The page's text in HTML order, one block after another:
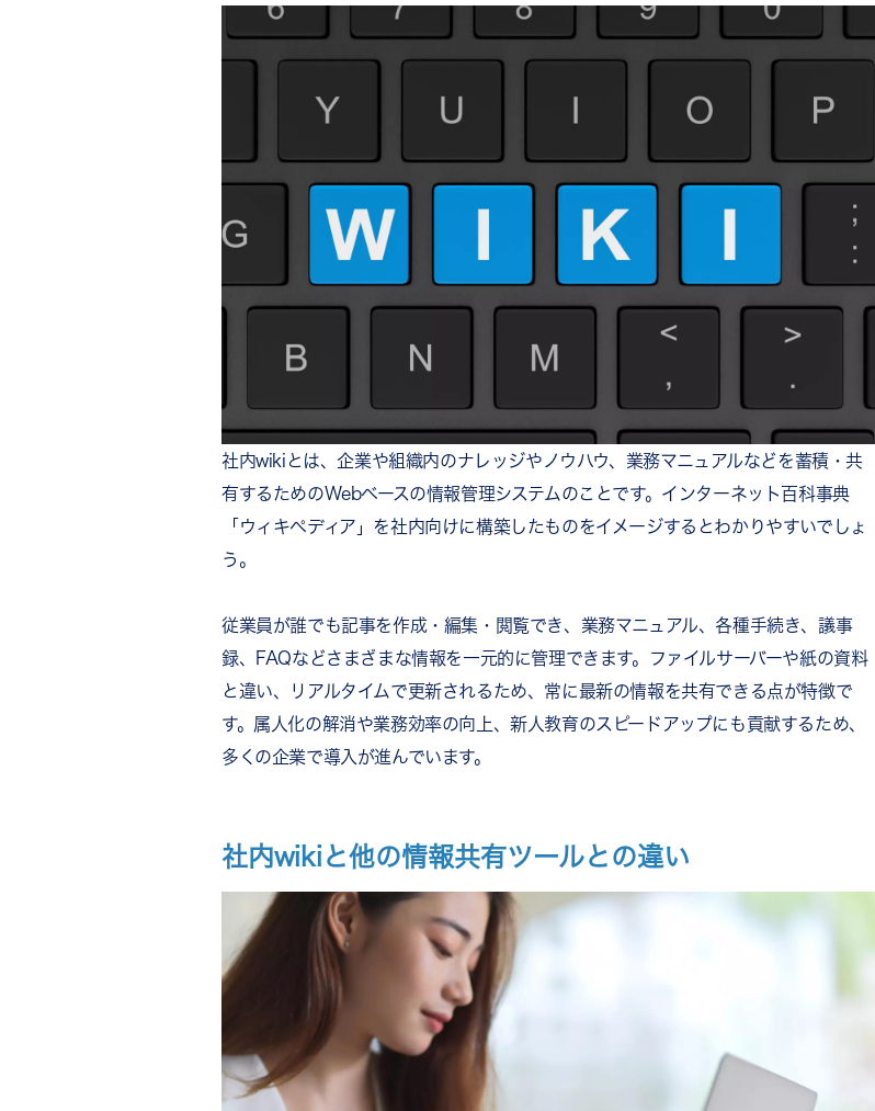
バージョン管理機能
アクセス権限設定
コメント・通知機能
情報を一元管理できる
業務の属人化を防げる
教育コスト・問い合わせ対応工数を削減できる
リモートワーク下でも情報格差が生まれにくい
社内wikiを導入する際の注意点
目的があいまいで定着しない
更新が一部の従業員に偏る
社内wikiを定着させるための運用のコツ
シンプルな運用ルールを設ける
投稿者を称賛する文化をつくる
社内wikiの定着には「称賛文化」が重要
誰でも使える操作性か
セキュリティが十分か
まとめ
社内wikiとは、企業や組織内のナレッジやノウハウ、業務マニュアルなどを蓄積・共
有するためのWebベースの情報管理システムのことです。インターネット百科事典
「ウィキペディア」を社内向けに構築したものをイメージするとわかりやすいでしょ
う。
従業員が誰でも記事を作成・編集・閲覧でき、業務マニュアル、各種手続き、議事
録、FAQなどさまざまな情報を一元的に管理できます。ファイルサーバーや紙の資料
と違い、リアルタイムで更新されるため、常に最新の情報を共有できる点が特徴で
す。属人化の解消や業務効率の向上、新人教育のスピードアップにも貢献するため、
多くの企業で導入が進んでいます。
社内wikiと他の情報共有ツールとの違い